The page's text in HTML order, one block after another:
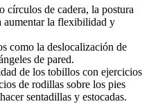
círculos de cadera, la postura
aumentar la flexibilidad y
como la deslocalización de
de pared.
de los tobillos con ejercicios
de rodillas sobre los pies
sentadillas y estocadas.